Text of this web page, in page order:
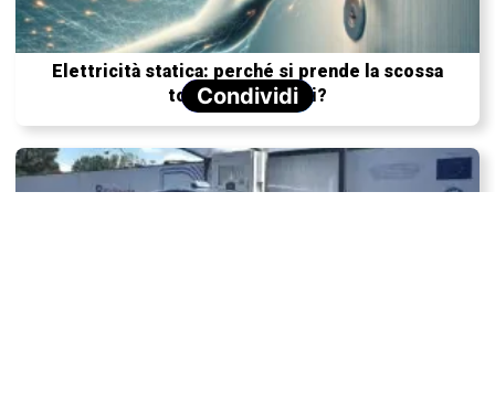
Elettricità statica: perché si prende la scossa
toccando oggetti?
Condividi